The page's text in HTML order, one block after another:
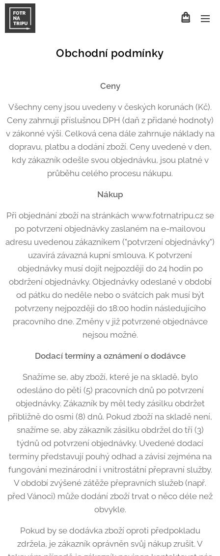
Obchodní podmínky
Ceny
Všechny ceny jsou uvedeny v českých korunách (Kč).
Ceny zahrnují příslušnou DPH (daň z přidané hodnoty)
v zákonné výši. Celková cena dále zahrnuje náklady na
dopravu, platbu a dodání zboží. Ceny uvedené v den,
kdy zákazník odešle svou objednávku, jsou platné v
průběhu celého procesu nákupu.
Nákup
Při objednání zboží na stránkách www.fotrnatripu.cz se
po potvrzení objednávky zaslaném na e-mailovou
adresu uvedenou zákazníkem ("potvrzení objednávky")
uzavírá závazná kupní smlouva. K potvrzení
objednávky musí dojít nejpozději do 24 hodin po
obdržení objednávky. Objednávky odeslané v období
od pátku do neděle nebo o svátcích pak musí být
potvrzeny nejpozději do 18:00 hodin následujícího
pracovního dne. Změny v již potvrzené objednávce
nejsou možné.
Dodací termíny a oznámení o dodávce
Snažíme se, aby zboží, které je na skladě, bylo
odesláno do pěti (5) pracovních dnů po potvrzení
objednávky. Zákazník by měl tedy zásilku obdržet
přibližně do osmi (8) dnů. Pokud zboží na skladě není,
snažíme se, aby zákazník zásilku obdržel do tří (3)
týdnů od potvrzení objednávky. Uvedené dodací
termíny představují pouhý odhad a závisí zejména na
fungování mezinárodní i vnitrostátní přepravní služby.
V období zvýšené zátěže přepravních služeb (např.
před Vánoci) může dodání zboží trvat o něco déle než
obvykle.
Pokud by se dodávka zboží oproti předpokladu
zdržela, je zákazník oprávněn svůj nákup zrušit. V